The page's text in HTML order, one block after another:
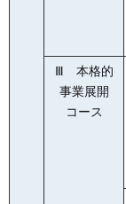
Ⅲ 本格的
事業展開
コース